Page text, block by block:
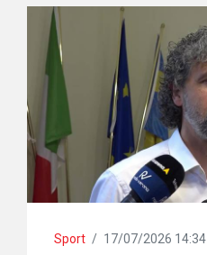
Sport / 17/07/2026 14:34